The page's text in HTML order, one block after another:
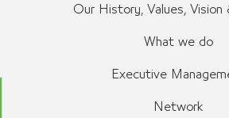
Our History, Values, Vision
What we do
Executive
Network